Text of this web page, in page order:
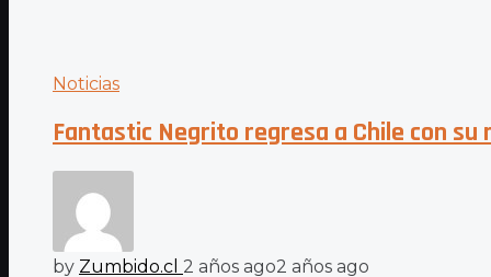
Noticias
Fantastic Negrito regresa a Chile con
by Zumbido.cl 2 años ago2 años ago